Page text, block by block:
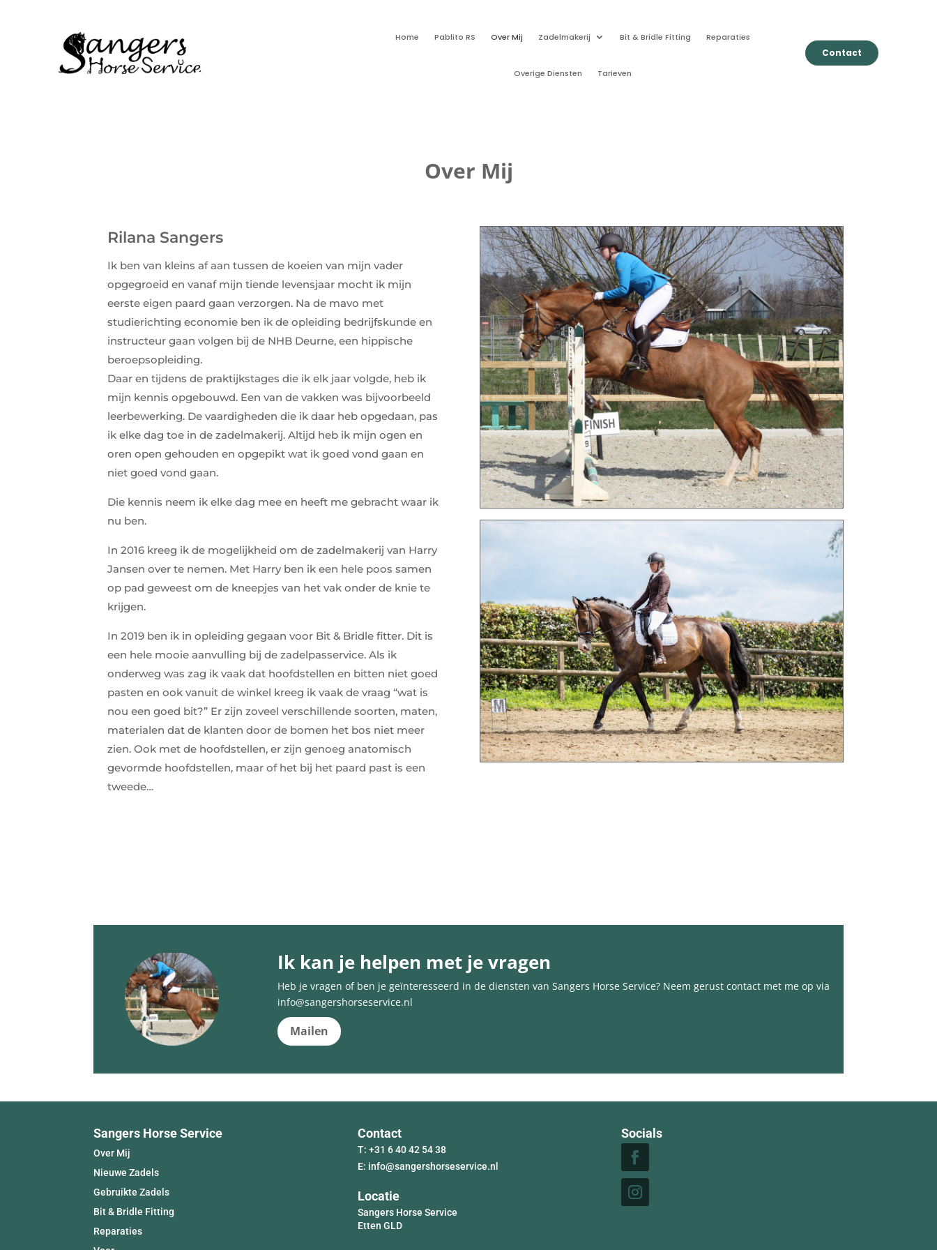
Home Pablito RS Over Mij Zadelmakerij Bit & Bridle Fitting Reparaties
Overige Diensten Tarieven
Contact
Over Mij
Rilana Sangers
Ik ben van kleins af aan tussen de koeien van mijn vader
opgegroeid en vanaf mijn tiende levensjaar mocht ik mijn
eerste eigen paard gaan verzorgen. Na de mavo met
studierichting economie ben ik de opleiding bedrijfskunde en
instructeur gaan volgen bij de NHB Deurne, een hippische
beroepsopleiding.
Daar en tijdens de praktijkstages die ik elk jaar volgde, heb ik
mijn kennis opgebouwd. Een van de vakken was bijvoorbeeld
leerbewerking. De vaardigheden die ik daar heb opgedaan, pas
ik elke dag toe in de zadelmakerij.Altijd heb ik mijn ogen en
oren open gehouden en opgepikt wat ik goed vond gaan en
niet goed vond gaan.
Die kennis neem ik elke dag mee en heeft me gebracht waar ik
nu ben.
In 2016 kreeg ik de mogelijkheid om de zadelmakerij van Harry
Jansen over te nemen. Met Harry ben ik een hele poos samen
op pad geweest om de kneepjes van het vak onder de knie te
krijgen.
In 2019 ben ik in opleiding gegaan voor Bit & Bridle fitter. Dit is
een hele mooie aanvulling bij de zadelpasservice. Als ik
onderweg was zag ik vaak dat hoofdstellen en bitten niet goed
pasten en ook vanuit de winkel kreeg ik vaak de vraag “wat is
nou een goed bit?” Er zijn zoveel verschillende soorten, maten,
materialen dat de klanten door de bomen het bos niet meer
zien. Ook met de hoofdstellen, er zijn genoeg anatomisch
gevormde hoofdstellen, maar of het bij het paard past is een
tweede…
Ik kan je helpen met je vragen
Heb je vragen of ben je geïnteresseerd in de diensten van Sangers Horse Service? Neem gerust contact met me op via
info@sangershorseservice.nl
Mailen
Sangers Horse Service
Over Mij
Nieuwe Zadels
Gebruikte Zadels
Bit & Bridle Fitting
Reparaties
Contact
T: +31 6 40 42 54 38
E: info@sangershorseservice.nl
Locatie
Sangers Horse Service
Etten GLD
Socials